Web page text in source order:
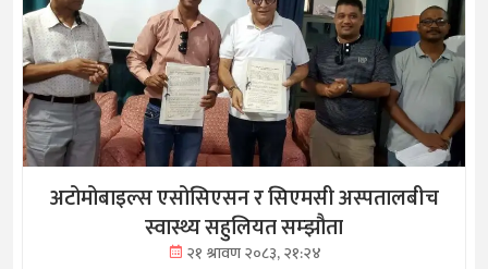
अटोमोबाइल्स एसोसिएसन र सिएमसी अस्पतालबीच
स्वास्थ्य सहुलियत सम्झौता
२१ श्रावण २०८३, २१:२४